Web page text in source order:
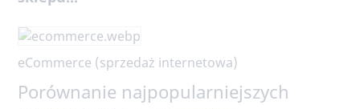
eCommerce (sprzedaż internetowa)
Porównanie najpopularniejszych
systemów do e-commerce.